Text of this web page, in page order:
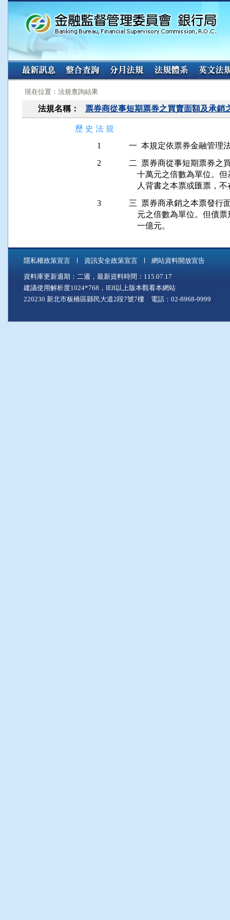
:::
現在位置：法規查詢結果
法規名稱： 票券商從事短期票券之買賣面額及承銷
歷 史 法 規
1
2
二  票券商從事短期票券之
十萬元之倍數為單位。
3
三  票券商承銷之本票發行
元之倍數為單位。但債
隱私權政策宣言 資訊安全政策宣言 網站資料開放宣告
資料庫更新週期：二週，最新資料時間：115.07.17
建議使用解析度1024*768，IE8以上版本觀看本網站
220230 新北市板橋區縣民大道2段7號7樓 電話：02-8968-9999